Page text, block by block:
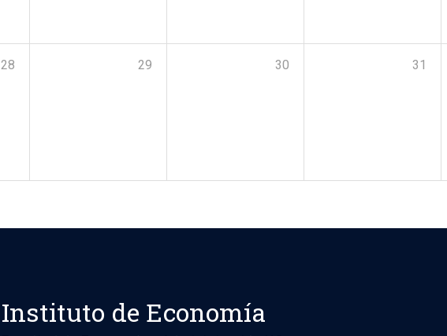
28 29 30 31
Instituto de Economía